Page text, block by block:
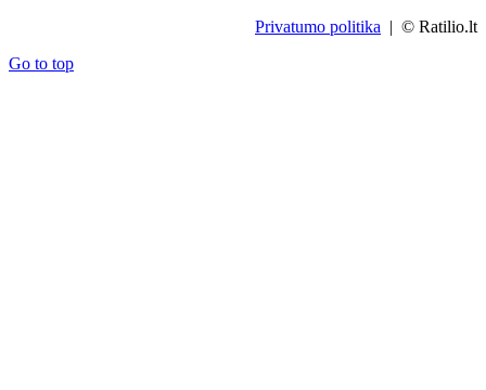
Privatumo politika | © Ratilio.lt
Go to top